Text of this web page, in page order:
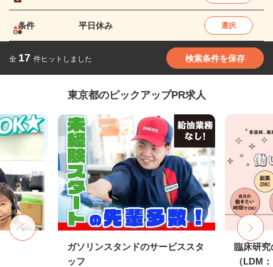
条件 平日休み 選択
全 17 件ヒットしました 検索条件を保存
東京都のピックアップPR求人
ガソリンスタンドのサービススタ
ッフ
臨床研究
（LDM